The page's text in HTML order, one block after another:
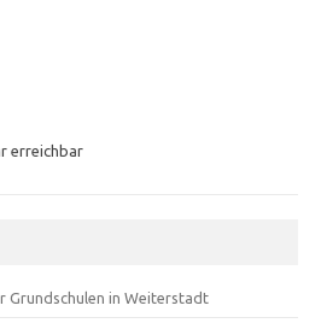
erreichbar
Grundschulen in Weiterstadt